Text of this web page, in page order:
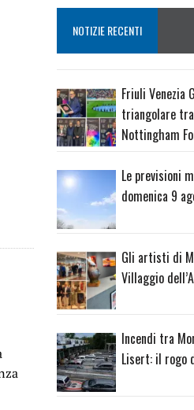
NOTIZIE RECENTI
Friuli Venezia
triangolare
Nottingham
Le previsioni
domenica 9
Gli artisti di
Villaggio
Incendi tra
Lisert: il rogo